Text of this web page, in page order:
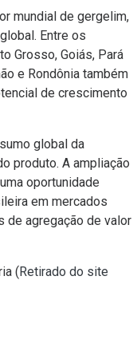
mundial de gergelim,
Entre os
Grosso, Goiás, Pará
e Rondônia também
de crescimento
global da
produto. A ampliação
oportunidade
em mercados
agregação de valor
(Retirado do site